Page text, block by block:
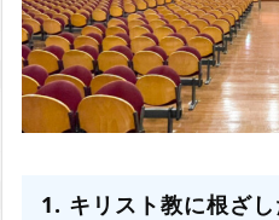
1. キリスト教に根ざ